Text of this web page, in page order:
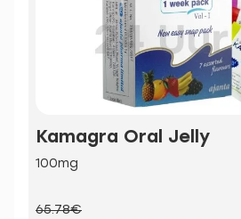
Kamagra Oral Jelly
100mg
65.78€